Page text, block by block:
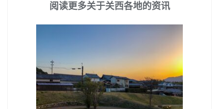
阅读更多关于关西各地的资讯